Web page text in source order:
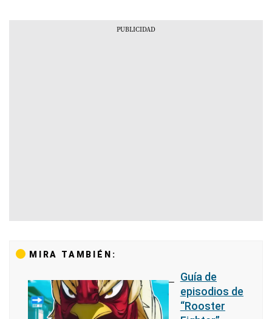
MIRA TAMBIÉN:
Guía de
episodios de
“Rooster